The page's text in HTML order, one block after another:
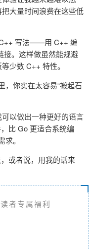
大量时间浪费在这些低
写法——用 C++ 编
接。这样做虽然能规避
少数 C++ 特性。
，你实在太容易“搬起石
以做出一种更好的语言
比 Go 更适合系统编
。
或者说，用我的话来
者专属福利